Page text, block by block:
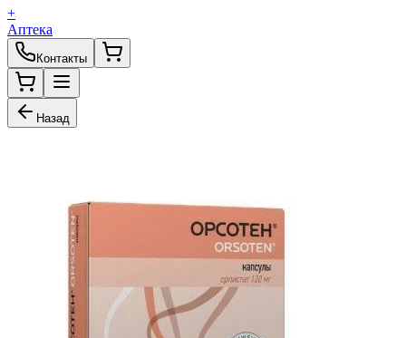
+
Аптека
Контакты
Назад